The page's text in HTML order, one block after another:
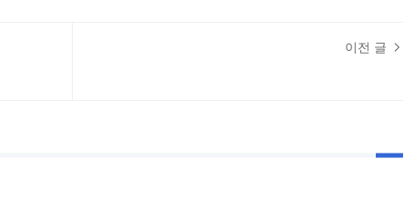
이전 글